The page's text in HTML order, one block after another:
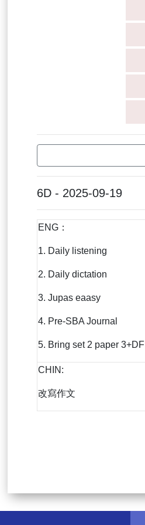
6D - 2025-09-19
ENG：
1. Daily listening
2. Daily dictation
3. Jupas eaasy
4. Pre-SBA Journal
5. Bring set 2 paper 3+DF
CHIN:
改寫作文